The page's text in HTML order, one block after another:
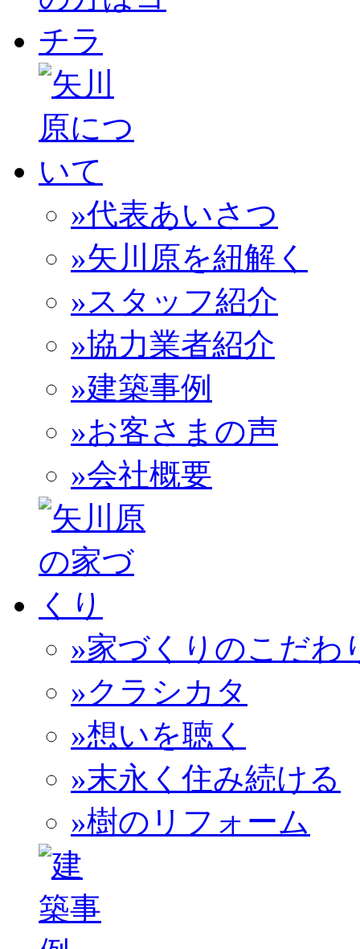
»代表あいさつ
»矢川原を紐解く
»スタッフ紹介
»協力業者紹介
»建築事例
»お客さまの声
»会社概要
»家づくりのこだわ
»クラシカタ
»想いを聴く
»末永く住み続ける
»樹のリフォーム